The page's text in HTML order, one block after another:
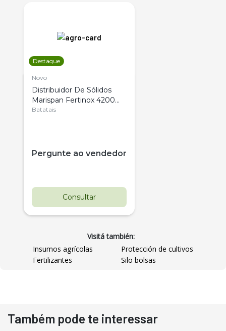
Destaque
Novo
Distribuidor De Sólidos
Marispan Fertinox 4200
Citrus
Batatais
Pergunte ao vendedor
Consultar
Pá Carregadeira Cat 966
Ano 1987
Visitá también:
Insumos agrícolas
Protección de cultivos
Fertilizantes
Silo bolsas
Também pode te interessar